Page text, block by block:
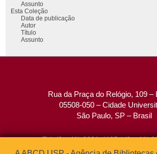
Assunto
Esta Coleção
Data de publicação
Autor
Título
Assunto
Rua da Praça do Relógio, 109 –
05508-050 – Cidade
São Paulo, SP – Brasil
Tel: (0xx11) 3091-4195 / (0xx11)
Fax: (0xx11) 3091-1567